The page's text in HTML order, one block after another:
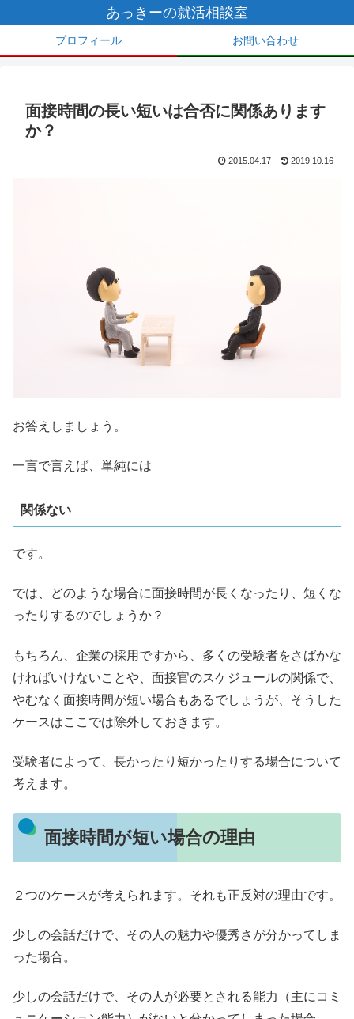
あっきーの就活相談室
プロフィール お問い合わせ
面接時間の長い短いは合否に関係あります
か？
2015.04.17 2019.10.16
お答えしましょう。
一言で言えば、単純には
関係ない
です。
では、どのような場合に面接時間が長くなったり、短くな
ったりするのでしょうか？
もちろん、企業の採用ですから、多くの受験者をさばかな
ければいけないことや、面接官のスケジュールの関係で、
やむなく面接時間が短い場合もあるでしょうが、そうした
ケースはここでは除外しておきます。
受験者によって、長かったり短かったりする場合について
考えます。
面接時間が短い場合の理由
２つのケースが考えられます。それも正反対の理由です。
少しの会話だけで、その人の魅力や優秀さが分かってしま
った場合。
少しの会話だけで、その人が必要とされる能力（主にコミ